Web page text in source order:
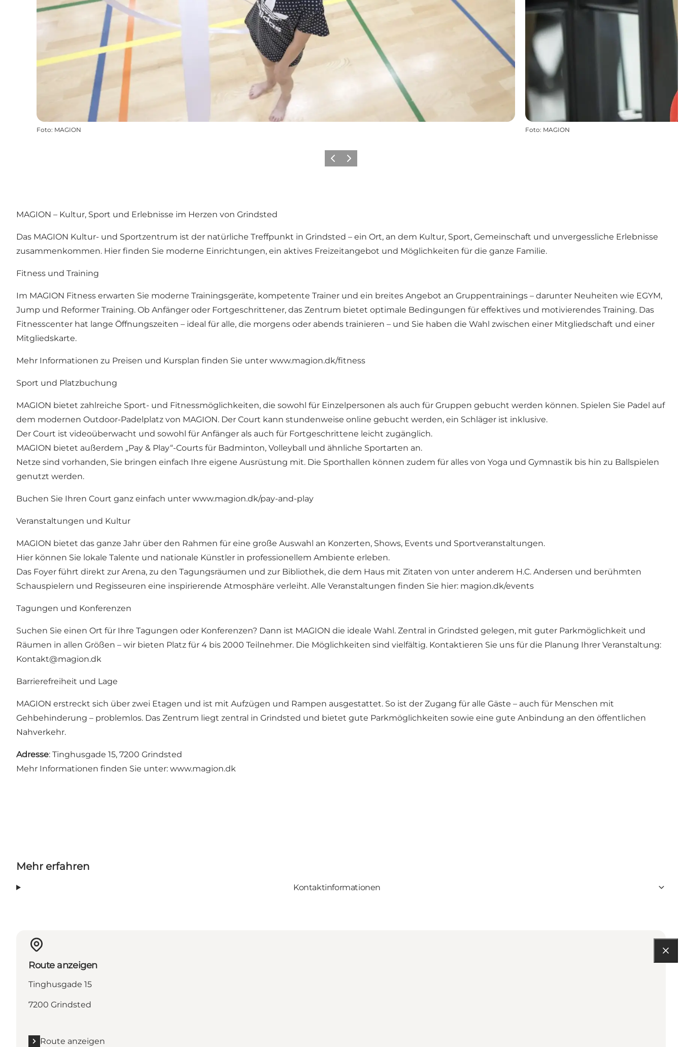
Foto: MAGION Foto: MAGION
ZurückWeiter
MAGION – Kultur, Sport und Erlebnisse im Herzen von Grindsted
Das MAGION Kultur- und Sportzentrum ist der natürliche Treffpunkt in Grindsted – ein Ort, an dem Kultur, Sport, Gemeinschaft und unvergessliche Erlebnisse
zusammenkommen. Hier finden Sie moderne Einrichtungen, ein aktives Freizeitangebot und Möglichkeiten für die ganze Familie.
Fitness und Training
Im MAGION Fitness erwarten Sie moderne Trainingsgeräte, kompetente Trainer und ein breites Angebot an Gruppentrainings – darunter Neuheiten wie EGYM,
Jump und Reformer Training. Ob Anfänger oder Fortgeschrittener, das Zentrum bietet optimale Bedingungen für effektives und motivierendes Training. Das
Fitnesscenter hat lange Öffnungszeiten – ideal für alle, die morgens oder abends trainieren – und Sie haben die Wahl zwischen einer Mitgliedschaft und einer
Mitgliedskarte.
Mehr Informationen zu Preisen und Kursplan finden Sie unter www.magion.dk/fitness
Sport und Platzbuchung
MAGION bietet zahlreiche Sport- und Fitnessmöglichkeiten, die sowohl für Einzelpersonen als auch für Gruppen gebucht werden können. Spielen Sie Padel auf
dem modernen Outdoor-Padelplatz von MAGION. Der Court kann stundenweise online gebucht werden, ein Schläger ist inklusive.
Der Court ist videoüberwacht und sowohl für Anfänger als auch für Fortgeschrittene leicht zugänglich.
MAGION bietet außerdem „Pay & Play“-Courts für Badminton, Volleyball und ähnliche Sportarten an.
Netze sind vorhanden, Sie bringen einfach Ihre eigene Ausrüstung mit. Die Sporthallen können zudem für alles von Yoga und Gymnastik bis hin zu Ballspielen
genutzt werden.
Buchen Sie Ihren Court ganz einfach unter www.magion.dk/pay-and-play
Veranstaltungen und Kultur
MAGION bietet das ganze Jahr über den Rahmen für eine große Auswahl an Konzerten, Shows, Events und Sportveranstaltungen.
Hier können Sie lokale Talente und nationale Künstler in professionellem Ambiente erleben.
Das Foyer führt direkt zur Arena, zu den Tagungsräumen und zur Bibliothek, die dem Haus mit Zitaten von unter anderem H.C. Andersen und berühmten
Schauspielern und Regisseuren eine inspirierende Atmosphäre verleiht. Alle Veranstaltungen finden Sie hier: magion.dk/events
Tagungen und Konferenzen
Suchen Sie einen Ort für Ihre Tagungen oder Konferenzen? Dann ist MAGION die ideale Wahl. Zentral in Grindsted gelegen, mit guter Parkmöglichkeit und
Räumen in allen Größen – wir bieten Platz für 4 bis 2000 Teilnehmer. Die Möglichkeiten sind vielfältig. Kontaktieren Sie uns für die Planung Ihrer Veranstaltung:
Kontakt@magion.dk
Barrierefreiheit und Lage
MAGION erstreckt sich über zwei Etagen und ist mit Aufzügen und Rampen ausgestattet. So ist der Zugang für alle Gäste – auch für Menschen mit
Gehbehinderung – problemlos. Das Zentrum liegt zentral in Grindsted und bietet gute Parkmöglichkeiten sowie eine gute Anbindung an den öffentlichen
Nahverkehr.
Adresse: Tinghusgade 15, 7200 Grindsted
Mehr Informationen finden Sie unter: www.magion.dk
Mehr erfahren
Kontaktinformationen
Route anzeigen
Tinghusgade 15
7200 Grindsted
Route anzeigen